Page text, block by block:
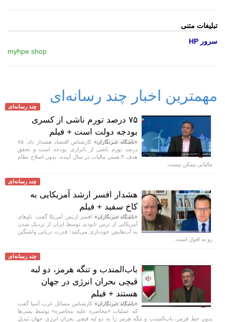
تبلیغات متنی
سرور HP
myhpe.shop
مهمترین اخبار چند رسانه‌ای
چند رسانه‌ای
۷۵ درصد تورم ناشی از کسری
بودجه دولت است + فیلم
«باشگاه خبرنگاران»
کارشناس اقتصاد هشدار داد: ۷۵
درصد تورم ناشی از ناترازی بودجه است و تحقق
هدف ۳ همتی مالیات در سال آینده، بدون اصلاح نظام
مالیاتی ممکن نیست.
چند رسانه‌ای
هشدار افسر ارشد آمریکایی به
کاخ سفید + فیلم
«باشگاه خبرنگاران» افسر ارتش آمریکا گفت: ناو‌های
آمریکایی از ترس نابودی توسط ایران از نزدیک شدن
به آب‌هایش خودداری می‌کنند؛ قدرت دریایی واشنگتن
رو به افول است.
چند رسانه‌ای
باب‌المندب و تنگه هرمز، دو لبه
قیچی بحران انرژی در جهان
هستند + فیلم
«باشگاه خبرنگاران» کارشناس مسائل غرب آسیا گفت
که عملیات «محاصره علیه محاصره» توسط یمنی‌ها
بدون خط قرمز، باب‌المندب و تنگه هرمز را به دو لبه قیچی بحران انرژی جهان تبدیل